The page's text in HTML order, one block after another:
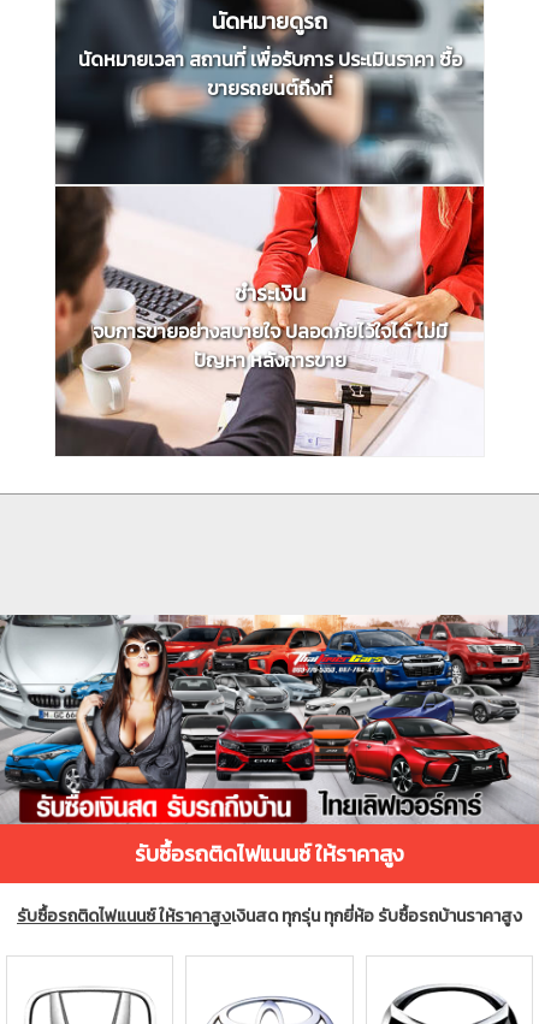
นัดหมายดูรถ
นัดหมายเวลา สถานที่ เพื่อรับการ ประเมินราคา ซื้อ
ขายรถยนต์ถึงที่
ชำระเงิน
จบการขายอย่างสบายใจ ปลอดภัยไว้ใจได้ ไม่มี
ปัญหา หลังการขาย
รับซื้อรถติดไฟแนนซ์ ให้ราคาสูง
รับซื้อรถติดไฟแนนซ์ ให้ราคาสูงเงินสด ทุกรุ่น ทุกยี่ห้อ รับซื้อรถบ้านราคาสูง